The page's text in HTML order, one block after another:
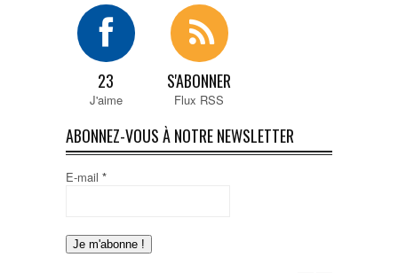
23
J'aime
S'ABONNER
Flux RSS
ABONNEZ-VOUS À NOTRE NEWSLETTER
E-mail *